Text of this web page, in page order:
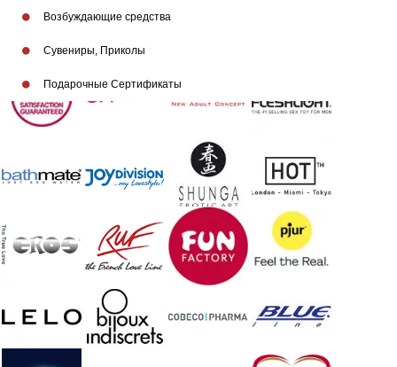
Возбуждающие средства
Сувениры, Приколы
Подарочные Сертификаты